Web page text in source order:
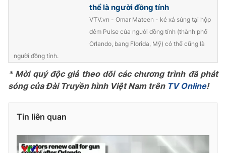
Vươn mình bằng AI
VTV8
Liên hệ tòa soạn English
thể là người đồng tính
VTV.vn - Omar Mateen - kẻ xả súng tại hộp
đêm Pulse của người đồng tính (thành phố
Orlando, bang Florida, Mỹ) có thể cũng là
người đồng tính.
* Mời quý độc giả theo dõi các chương trình đã phát
sóng của Đài Truyền hình Việt Nam trên TV Online!
Tin liên quan